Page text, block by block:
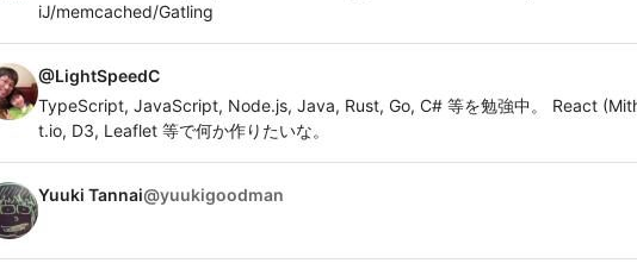
iJ/memcached/Gatling
@LightSpeedC
TypeScript, JavaScript, Node.js, Java, Rust, Go, C# 等を勉強中。 React
t.io, D3, Leaflet 等で何か作りたいな。
Yuuki Tannai@yuukigoodman